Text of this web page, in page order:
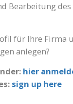
Bearbeitung des
für Ihre Firma
anlegen?
hier
sign up here